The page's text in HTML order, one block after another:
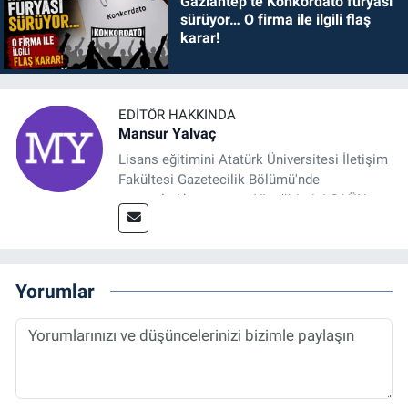
sürüyor… O firma ile ilgili flaş
karar!
EDITÖR HAKKINDA
Mansur Yalvaç
Lisans eğitimini Atatürk Üniversitesi İletişim
Fakültesi Gazetecilik Bölümü'nde
tamamladıktan sonra, YL eğitimini GAÜN
Sosyal Bilimler Enstitüsü'nde İletişim ve T. D.
Spor, Sağlık ve Ekonomi Editörü olarak
sürdürmektedir.
Yorumlar